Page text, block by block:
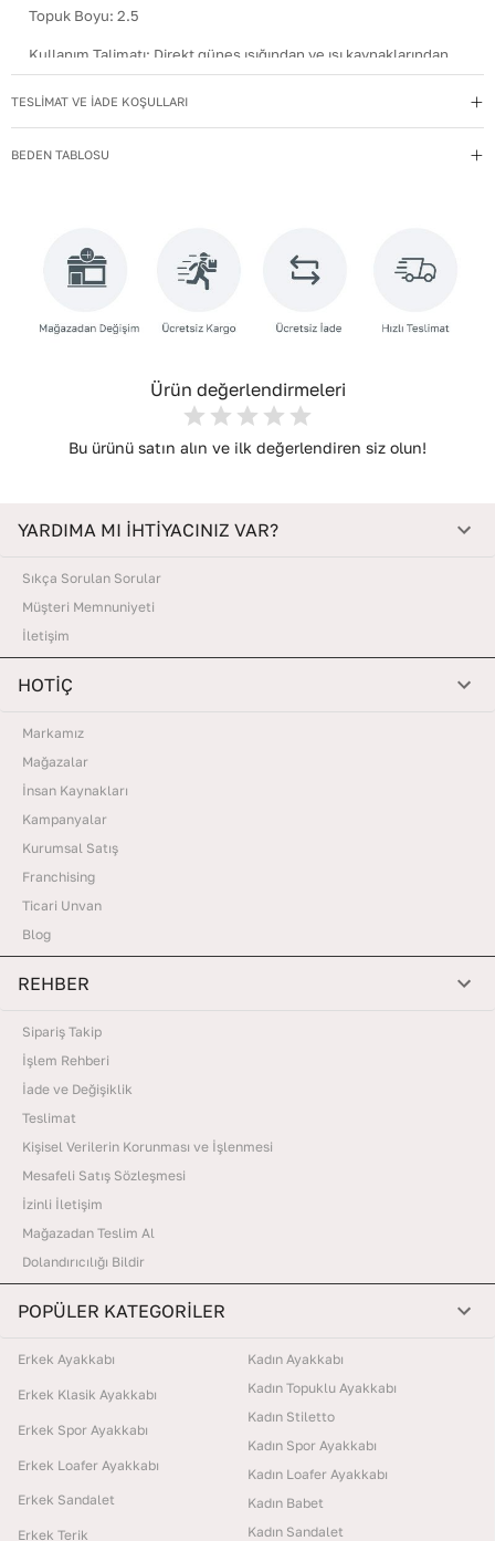
Topuk Boyu: 2.5
Kullanım Talimatı: Direkt güneş ışığından ve ısı kaynaklarından
uzak tutun.
Deri ayakkabılarınızı yumuşak bir fırçayla tozdan
bekleyin.
Deri Cinsi:Dana Deri
TESLİMAT VE İADE KOŞULLARI
BEDEN TABLOSU
Ürün değerlendirmeleri
Bu ürünü satın alın ve ilk değerlendiren siz olun!
YARDIMA MI İHTİYACINIZ VAR?
Sıkça Sorulan Sorular
Müşteri Memnuniyeti
İletişim
HOTİÇ
Markamız
Mağazalar
İnsan Kaynakları
Kampanyalar
Kurumsal Satış
Franchising
Ticari Unvan
Blog
REHBER
Sipariş Takip
İşlem Rehberi
İade ve Değişiklik
Teslimat
Kişisel Verilerin Korunması ve İşlenmesi
Mesafeli Satış Sözleşmesi
İzinli İletişim
Mağazadan Teslim Al
Dolandırıcılığı Bildir
POPÜLER KATEGORİLER
Erkek Ayakkabı
Erkek Klasik Ayakkabı
Erkek Spor Ayakkabı
Erkek Loafer Ayakkabı
Erkek Sandalet
Erkek Terik
Kadın Ayakkabı
Kadın Topuklu Ayakkabı
Kadın Stiletto
Kadın Spor Ayakkabı
Kadın Loafer Ayakkabı
Kadın Babet
Kadın Sandalet